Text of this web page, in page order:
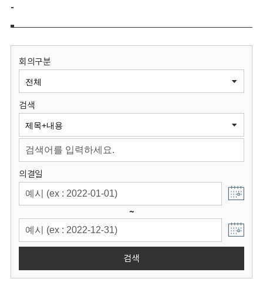
보
원
회
-
회의구분
검색
의결일
~
검색